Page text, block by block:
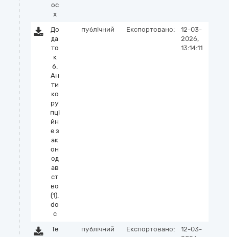
oc
x
До
да
то
к
6.
Ан
ти
ко
ру
пці
йн
е з
ак
он
од
ав
ст
во
(1).
do
c
публічний Експортовано:
12-03-
2026,
13:14:11
Те
публічний Експортовано:
12-03-